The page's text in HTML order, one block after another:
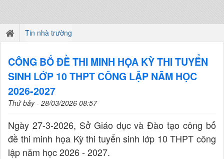
Tin nhà trường
CÔNG BỐ ĐỀ THI MINH HỌA KỲ THI TUYỂN
SINH LỚP 10 THPT CÔNG LẬP NĂM HỌC
2026-2027
Thứ bảy - 28/03/2026 08:57
Ngày 27-3-2026, Sở Giáo dục và Đào tạo công bố
đề thi minh họa Kỳ thi tuyển sinh lớp 10 THPT công
lập năm học 2026 - 2027.